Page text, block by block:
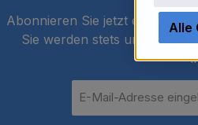
Abonnieren Sie jetzt einfach
Sie werden stets unter den
Mail-
Alle